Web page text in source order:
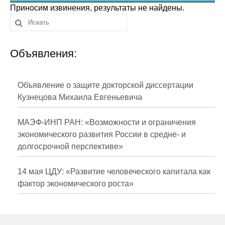
Сотрудники
Отчетность
Противодействие коррупции
Публикации
Научная жизнь
Издания
Проблемы прогнозирования
О журнале
Приносим извинения, результаты не найдены.
Объявления:
Объявление о защите докторской диссертации
Кузнецова Михаила Евгеньевича
МАЭФ-ИНП РАН: «Возможности и ограничения
экономического развития России в средне- и
долгосрочной перспективе»
14 мая ЦДУ: «Развитие человеческого капитала как
фактор экономического роста»